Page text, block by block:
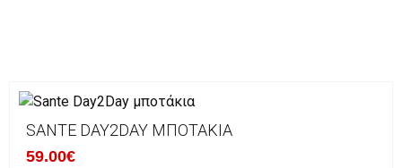
SANTE DAY2DAY ΜΠΟΤΆΚΙΑ
59.00€